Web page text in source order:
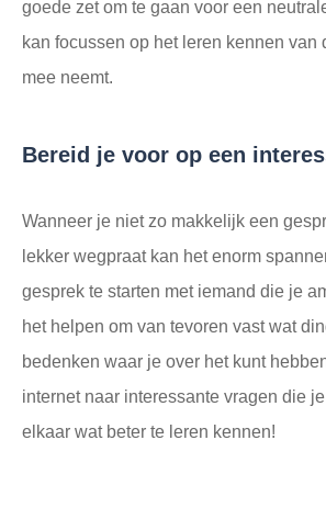
goede zet om te gaan voor een
kan focussen op het leren kennen van
mee neemt.
Bereid je voor op een
Wanneer je niet zo makkelijk een
lekker wegpraat kan het enorm
gesprek te starten met iemand die je
het helpen om van tevoren vast wat
bedenken waar je over het kunt
internet naar interessante vragen die
elkaar wat beter te leren kennen!